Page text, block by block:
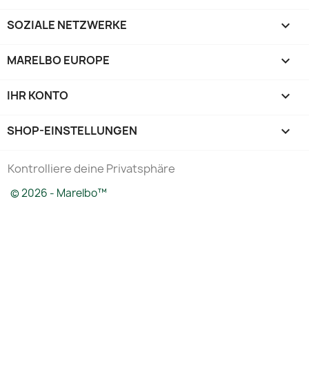
SOZIALE NETZWERKE 
MARELBO EUROPE 
IHR KONTO 
SHOP-EINSTELLUNGEN keyboard_arrow_down
Kontrolliere deine Privatsphäre
© 2026 - Marelbo™